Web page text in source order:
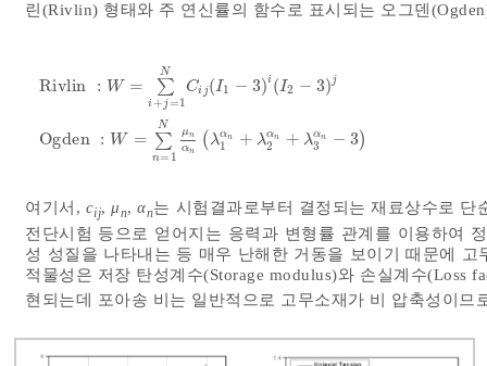
린(Rivlin) 형태와 주 연신률의 함수로 표시되는 오그덴
Rivlin : W = ∑
i + j =1
N
Ci j(I1 − 3)i (I2 − 3)j
Ogden : W = ∑
n= 1
N
μn
αn ( λαn
1 + λαn
2 + λαn
3 − 3)
j =1 N
여기서, cij,μn,αn는 시험결과로부터 결정되는 재료상수로
전단시험 등으로 얻어지는 응력과 변형률 관계를 이용하여
성 성질을 나타내는 등 매우 난해한 거동을 보이기 때문에
적물성은 저장 탄성계수(Storage modulus)와 손실계수(Loss
현되는데 포아송 비는 일반적으로 고무소재가 비 압축성이므